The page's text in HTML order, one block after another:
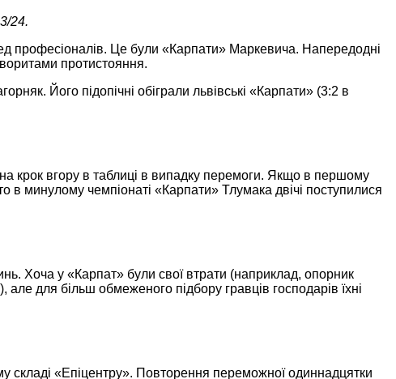
24.
професіоналів. Це були «Карпати» Маркевича. Напередодні
протистояння.
Його підопічні обіграли львівські «Карпати» (3:2 в
крок вгору в таблиці в випадку перемоги. Якщо в першому
в минулому чемпіонаті «Карпати» Тлумака двічі поступилися
Хоча у «Карпат» були свої втрати (наприклад, опорник
для більш обмеженого підбору гравців господарів їхні
складі «Епіцентру». Повторення переможної одиннадцятки